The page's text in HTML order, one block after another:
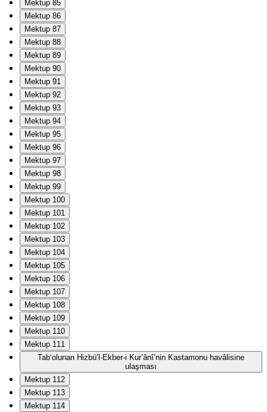
Mektup 85
Mektup 86
Mektup 87
Mektup 88
Mektup 89
Mektup 90
Mektup 91
Mektup 92
Mektup 93
Mektup 94
Mektup 95
Mektup 96
Mektup 97
Mektup 98
Mektup 99
Mektup 100
Mektup 101
Mektup 102
Mektup 103
Mektup 104
Mektup 105
Mektup 106
Mektup 107
Mektup 108
Mektup 109
Mektup 110
Mektup 111
Tab‘olunan Hizbü’l-Ekber-i Kur’ânî’nin Kastamonu havâlisine
ulaşması
Mektup 112
Mektup 113
Mektup 114